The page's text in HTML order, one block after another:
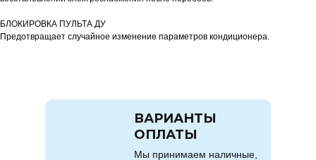
БЛОКИРОВКА ПУЛЬТА ДУ
Предотвращает случайное изменение параметров кондиционера.
Мы принимаем наличные,
ВАРИАНТЫ
ОПЛАТЫ